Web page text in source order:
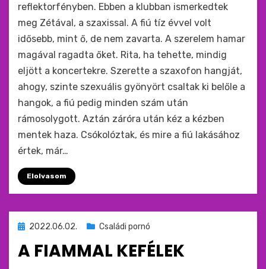
reflektorfényben. Ebben a klubban ismerkedtek
meg Zétával, a szaxissal. A fiú tíz évvel volt
idősebb, mint ő, de nem zavarta. A szerelem hamar
magával ragadta őket. Rita, ha tehette, mindig
eljött a koncertekre. Szerette a szaxofon hangját,
ahogy, szinte szexuális gyönyört csaltak ki belőle a
hangok, a fiú pedig minden szám után
rámosolygott. Aztán záróra után kéz a kézben
mentek haza. Csókolóztak, és mire a fiú lakásához
értek, már…
Elolvasom
Beküldve
:
2022.06.02. Családi pornó
A FIAMMAL KEFÉLEK